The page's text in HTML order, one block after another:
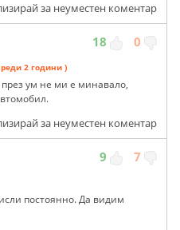
за неуместен коментар
18 0
2 години )
ум не ми е минавало,
за неуместен коментар
9 7
постоянно. Да видим